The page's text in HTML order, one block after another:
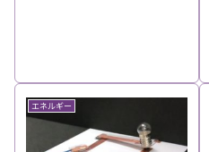
エネルギー